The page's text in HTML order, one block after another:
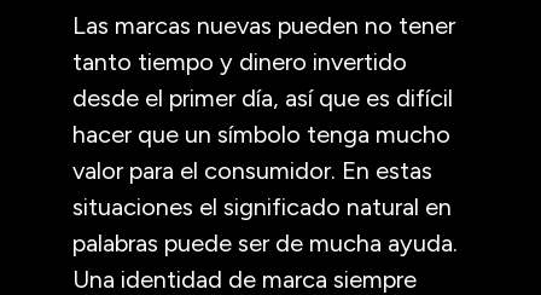
Las marcas nuevas pueden no tener
tanto tiempo y dinero invertido
desde el primer día, así que es difícil
hacer que un símbolo tenga mucho
valor para el consumidor. En estas
situaciones el significado natural en
palabras puede ser de mucha ayuda.
Una identidad de marca siempre